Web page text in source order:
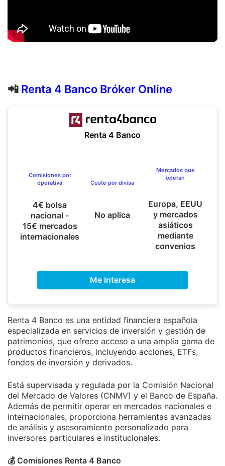
📲 Renta 4 Banco Bróker Online
Renta 4 Banco
Comisiones por
operativa
4€ bolsa
nacional -
15€ mercados
internacionales
Coste por divisa
No aplica
Mercados que
operan
Europa, EEUU
y mercados
asiáticos
mediante
convenios
Me interesa
Renta 4 Banco es una entidad financiera española
especializada en servicios de inversión y gestión de
patrimonios, que ofrece acceso a una amplia gama de
productos financieros, incluyendo acciones, ETFs,
fondos de inversión y derivados.
Está supervisada y regulada por la Comisión Nacional
del Mercado de Valores (CNMV) y el Banco de España.
Además de permitir operar en mercados nacionales e
internacionales, proporciona herramientas avanzadas
de análisis y asesoramiento personalizado para
inversores particulares e institucionales.
💰​ Comisiones Renta 4 Banco